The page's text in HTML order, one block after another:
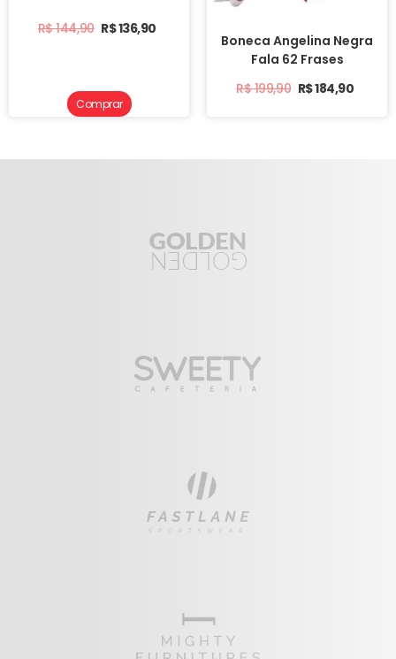
R$144,90 R$136,90
Boneca Angelina Negra
Fala 62 Frases
R$199,90 R$184,90
Comprar